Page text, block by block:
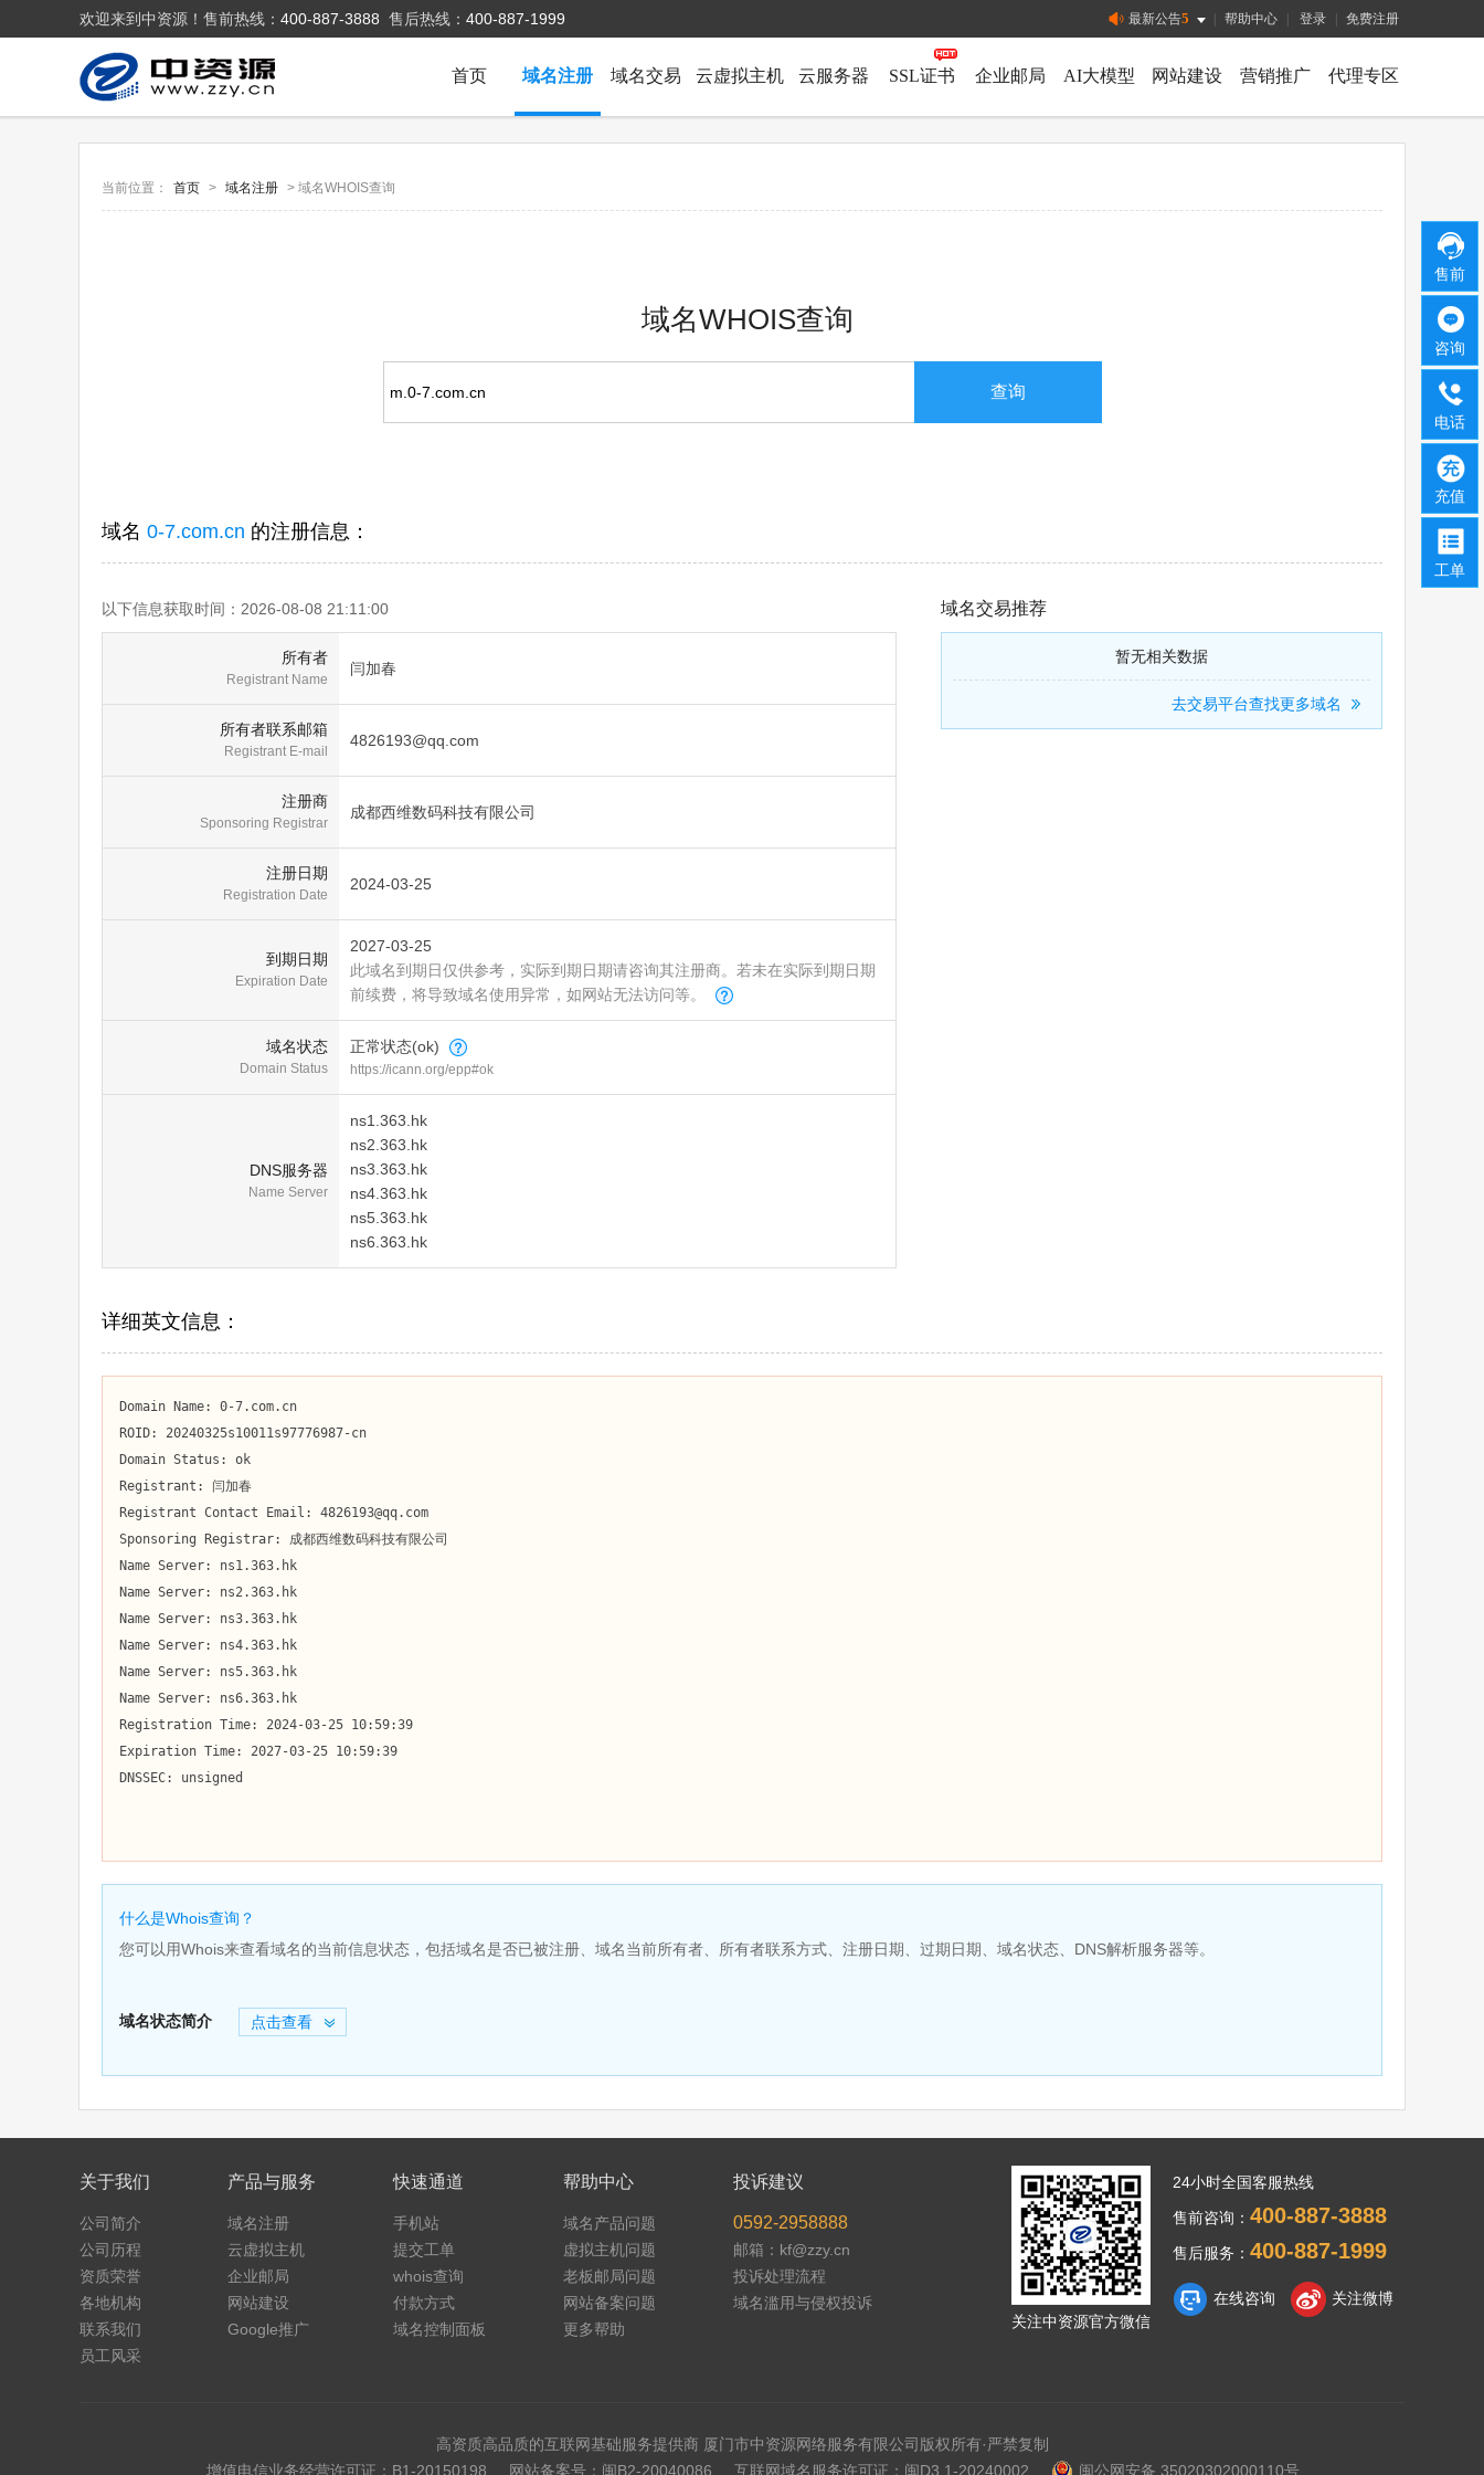
售前
咨询
电话
充值
工单
欢迎来到中资源！售前热线： 400-887-3888 售后热线： 400-887-1999 登录 免费注册
最新公告5 帮助中心
代理专区
营销推广
网站建设
AI大模型
企业邮局
SSL证书
云服务器
云虚拟主机
域名交易
域名注册
首页
当前位置： 首页 > 域名注册 > 域名WHOIS查询
域名WHOIS查询
域名 0-7.com.cn 的注册信息：
以下信息获取时间：2026-08-08 21:11:00
所有者
Registrant Name
闫加春
所有者联系邮箱
Registrant E-mail
4826193@qq.com
注册商
Sponsoring Registrar
成都西维数码科技有限公司
注册日期
Registration Date
2024-03-25
到期日期
Expiration Date
2027-03-25
此域名到期日仅供参考，实际到期日期请咨询其注册商。若未在实际到期日期
前续费，将导致域名使用异常，如网站无法访问等。
域名状态
Domain Status
正常状态(ok)
https://icann.org/epp#ok
DNS服务器
Name Server
ns1.363.hk
ns2.363.hk
ns3.363.hk
ns4.363.hk
ns5.363.hk
ns6.363.hk
域名交易推荐
暂无相关数据
去交易平台查找更多域名
详细英文信息：
Domain Name: 0-7.com.cn
ROID: 20240325s10011s97776987-cn
Domain Status: ok
Registrant: 闫加春
Registrant Contact Email: 4826193@qq.com
Sponsoring Registrar: 成都西维数码科技有限公司
Name Server: ns1.363.hk
Name Server: ns2.363.hk
Name Server: ns3.363.hk
Name Server: ns4.363.hk
Name Server: ns5.363.hk
Name Server: ns6.363.hk
Registration Time: 2024-03-25 10:59:39
Expiration Time: 2027-03-25 10:59:39
DNSSEC: unsigned
什么是Whois查询？
您可以用Whois来查看域名的当前信息状态，包括域名是否已被注册、域名当前所有者、所有者联系方式、注册日期、过期日期、域名状态、DNS解析服务器等。
域名状态简介 点击查看
关于我们
公司简介
公司历程
资质荣誉
各地机构
联系我们
员工风采
产品与服务
域名注册
云虚拟主机
企业邮局
网站建设
Google推广
快速通道
手机站
提交工单
whois查询
付款方式
域名控制面板
帮助中心
域名产品问题
虚拟主机问题
老板邮局问题
网站备案问题
更多帮助
投诉建议
0592-2958888
邮箱：kf@zzy.cn
投诉处理流程
域名滥用与侵权投诉
关注中资源官方微信
24小时全国客服热线
售前咨询： 400-887-3888
售后服务： 400-887-1999
在线咨询 关注微博
高资质高品质的互联网基础服务提供商 厦门市中资源网络服务有限公司版权所有·严禁复制
增值电信业务经营许可证：B1-20150198
网站备案号：闽B2-20040086 互联网域名服务许可证：闽D3.1-20240002 闽公网安备 35020302000110号